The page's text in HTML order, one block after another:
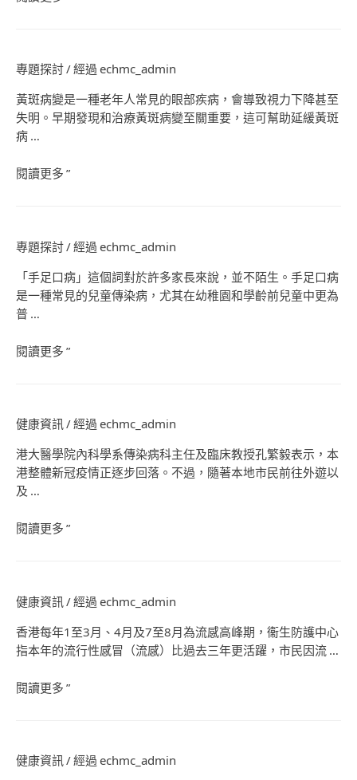
專題探討/ 經過echmc_admin
黃斑病變是一種老年人常見的眼部疾病，會導致視力下降甚至
失明。早期發現和治療黃斑病變至關重要，這可幫助延緩黃斑
病 …
閱讀更多 ”
專題探討/ 經過echmc_admin
「手足口病」這個詞對於許多家長來說，並不陌生。手足口病
是一種常見的兒童傳染病，尤其在幼稚園和學齡前兒童中更為
普 …
閱讀更多 ”
健康資訊/ 經過echmc_admin
港大醫學院內科學系傳染病科主任及臨床教授孔繁毅表示，本
港整體新冠疫情正逐步回落。不過，隨著本地市民前往外遊以
及 …
閱讀更多 ”
健康資訊 / 經過echmc_admin
香港每年1至3月、4月及7至8月為流感高峰期，衞生防護中心
指本年的流行性感冒（流感）比過去三年更活躍，市民因流 …
閱讀更多 ”
健康資訊/ 經過echmc_admin